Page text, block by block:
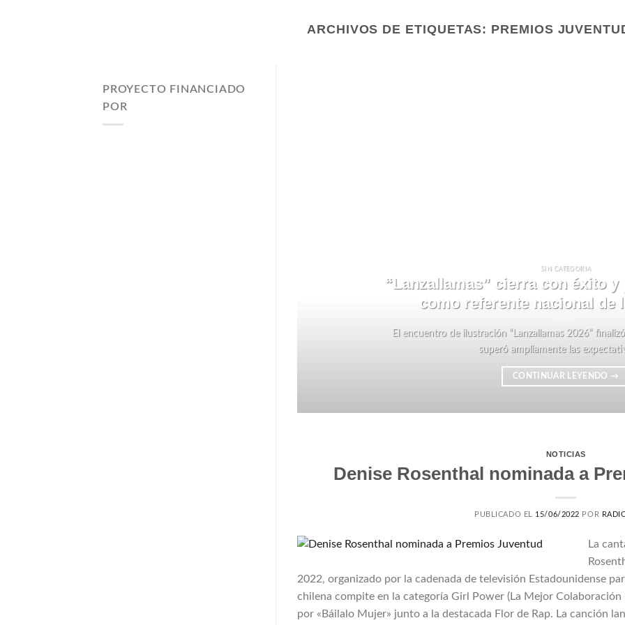
ARCHIVOS DE ETIQUETAS: PREMIOS
PROYECTO FINANCIADO
POR
SIN CATEGORIA
“Lanzallamas” cierra con éxito
como referente nacional de
El encuentro de ilustración “Lanzallamas 2026”
superó ampliamente las
CONTINUAR LEYENDO →
NOTICIAS
Denise Rosenthal nominada a
PUBLICADO EL 15/06/2022 POR
La
2022, organizado por la cadenada de televisión Estadounidense
chilena compite en la categoría Girl Power (La Mejor Colaboración
por «Báilalo Mujer» junto a la destacada Flor de Rap. La canción